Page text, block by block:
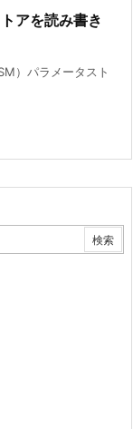
アを読み書き
）パラメータスト